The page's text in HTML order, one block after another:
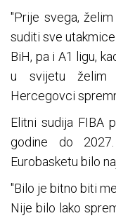
"Prije svega,
suditi sve
BiH, pa i A1 ligu,
u svijetu želim
Hercegovci
Elitni sudija FIBA
godine do
Eurobasketu bilo
"Bilo je bitno biti
Nije bilo lako